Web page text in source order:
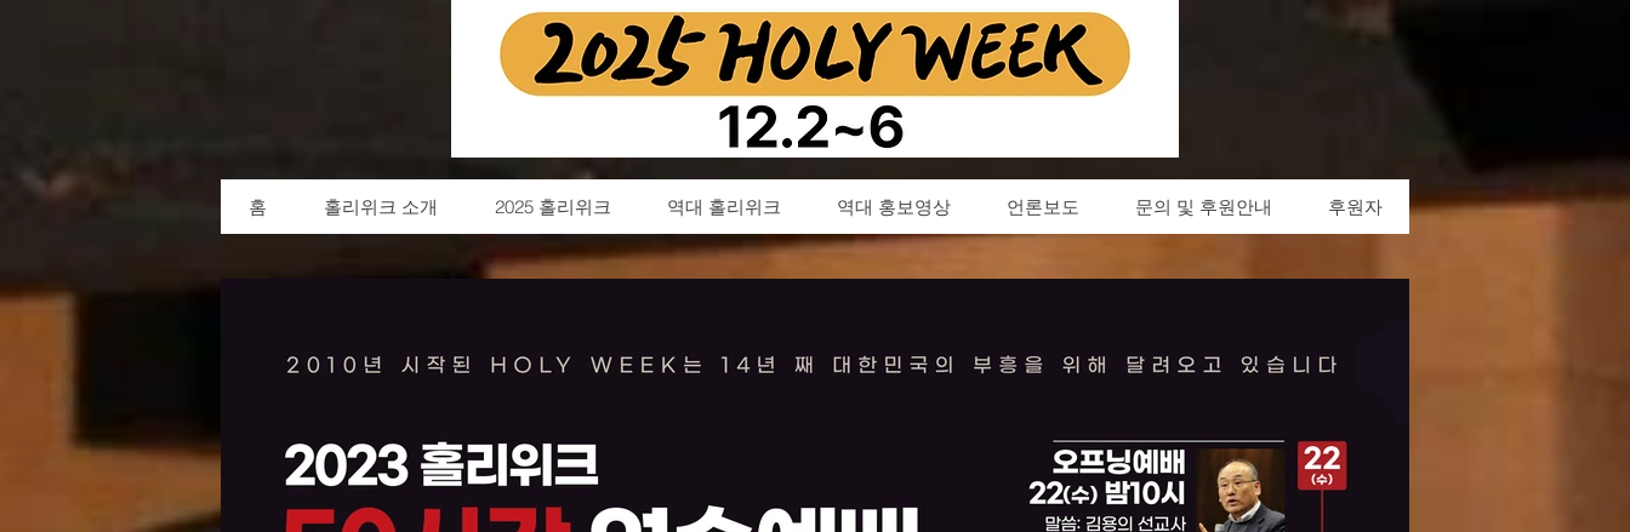
홈 홀리위크 소개 2025 홀리위크 역대 홀리위크 역대 홍보영상 언론보도 문의 및 후원안내 후원자